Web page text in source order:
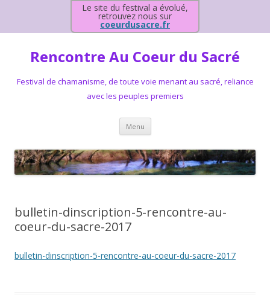
Le site du festival a évolué,
retrouvez nous sur
coeurdusacre.fr
Rencontre Au Coeur du Sacré
Festival de chamanisme, de toute voie menant au sacré, reliance
avec les peuples premiers
Menu Aller au contenu principal
bulletin-dinscription-5-rencontre-au-
coeur-du-sacre-2017
bulletin-dinscription-5-rencontre-au-coeur-du-sacre-2017